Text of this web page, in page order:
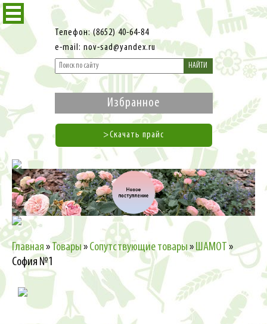
Телефон: (8652) 40-64-84
e-mail: nov-sad@yandex.ru
НАЙТИ
Избранное
>Скачать прайс
Главная»Товары»Сопутствующие товары» ШАМОТ»
София №1